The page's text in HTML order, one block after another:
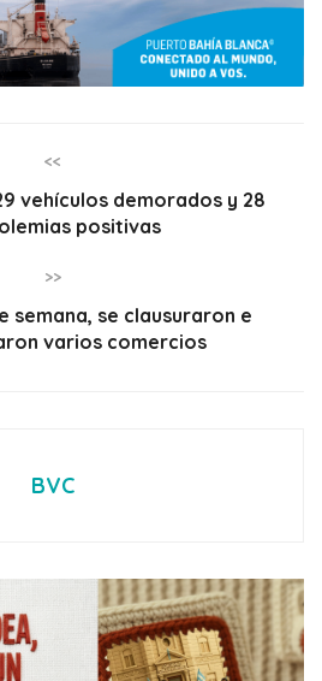
<<
vehículos demorados y 28
positivas
>>
semana, se clausuraron e
varios comercios
BVC